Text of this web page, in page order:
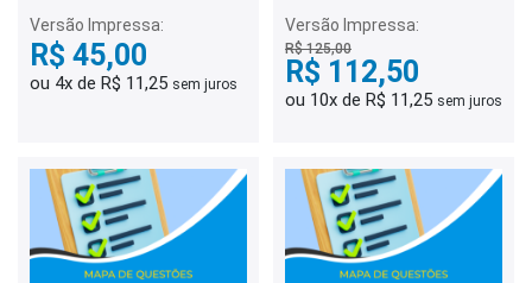
500 Questões Gabaritadas
Versão Impressa:
R$ 45,00
ou 4x de R$ 11,25 sem juros
Versão Impressa:
R$ 125,00
R$ 112,50
ou 10x de R$ 11,25 sem juros